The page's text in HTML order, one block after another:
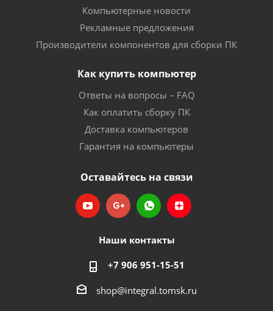
Компьютерные новости
Рекламные предложения
Производители компонентов для сборки ПК
Как купить компьютер
Ответы на вопросы – FAQ
Как оплатить сборку ПК
Доставка компьютеров
Гарантия на компьютеры
Оставайтесь на связи
Наши контакты
+7 906 951-15-51
shop@integral.tomsk.ru